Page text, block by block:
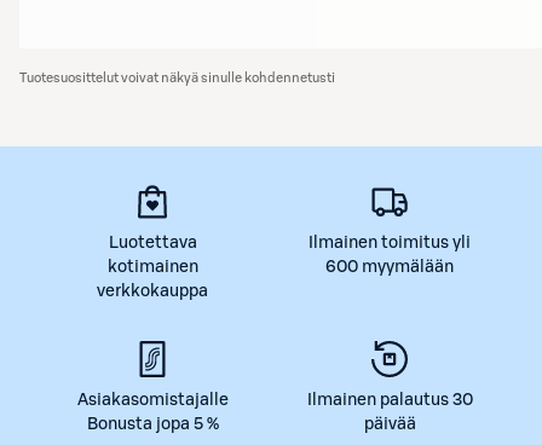
Tuotesuosittelut voivat näkyä sinulle kohdennetusti
Luotettava
kotimainen
verkkokauppa
Ilmainen toimitus yli
600 myymälään
Asiakasomistajalle
Bonusta jopa 5 %
Ilmainen palautus 30
päivää